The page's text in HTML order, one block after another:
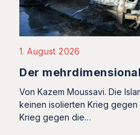
1. August 2026
Der
Von Kazem Moussavi. Die
keinen isolierten Krieg gegen
Krieg gegen die…